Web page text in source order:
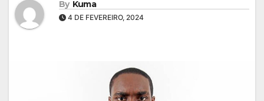
By Kuma
4 DE FEVEREIRO, 2024